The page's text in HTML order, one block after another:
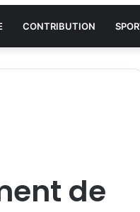
CONTRIBUTION
de